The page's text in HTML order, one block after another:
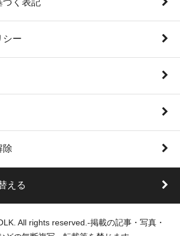
づく表記
シー
除
える
All rights reserved.-掲載の記事・写真・